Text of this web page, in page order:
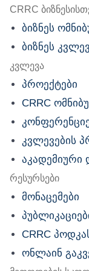
CRRC
ბიზნეს
ბიზნეს
კვლევა
პროექტები
CRRC
კვლევების
აკადემიური
რესურსები
მონაცემები
CRRC
ონლაინ